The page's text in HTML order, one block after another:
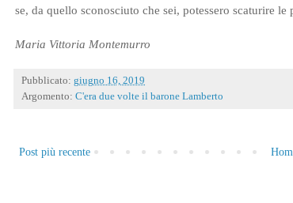
se, da quello sconosciuto che sei, potessero scaturire le
Maria Vittoria Montemurro
Pubblicato: giugno 16, 2019
Argomento: C'era due volte il barone Lamberto
Post più recente